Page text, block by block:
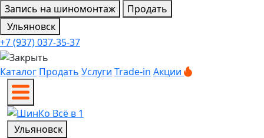
Запись на шиномонтаж
Продать
Ульяновск
+7 (937) 037-35-37
Каталог Продать Услуги Trade-in Акции
Ульяновск